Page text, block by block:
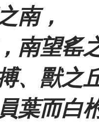
南，
南望䍃
、獸之
葉而白